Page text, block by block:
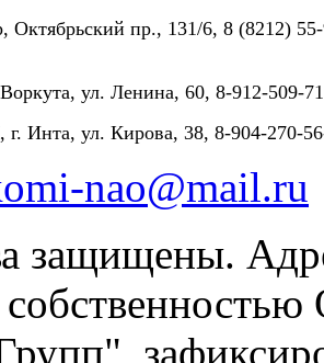
Октябрьский пр., 131/6, 8 (8212)
ул. Ленина, 60, 8-912-509-
г. Инта, ул. Кирова, 38, 8-904-270-
nao@mail.ru
защищены.